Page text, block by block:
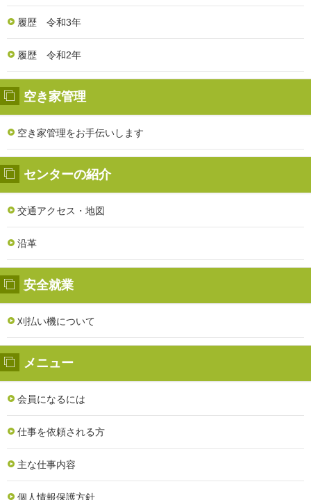
履歴 令和3年
履歴 令和2年
空き家管理
空き家管理をお手伝いします
センターの紹介
交通アクセス・地図
沿革
安全就業
刈払い機について
メニュー
会員になるには
仕事を依頼される方
主な仕事内容
個人情報保護方針